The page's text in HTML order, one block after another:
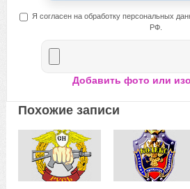
Я согласен на обработку персональных
РФ.
Добавить фото или
Похожие записи